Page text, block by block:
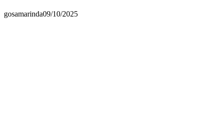
gosamarinda09/10/2025